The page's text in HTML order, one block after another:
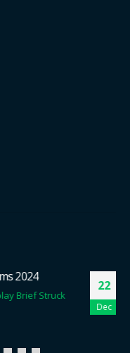
game Analysis And
free Dollars Coaster